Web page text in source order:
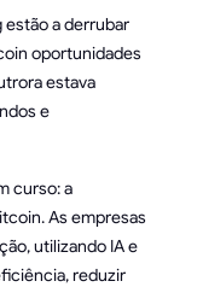
estão a derrubar
oportunidades
estava
e
curso: a
As empresas
utilizando IA e
reduzir